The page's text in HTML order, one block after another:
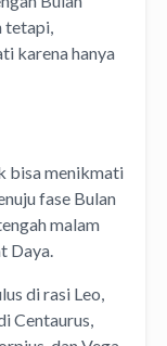
tetapi,
karena hanya
bisa menikmati
fase Bulan
malam
Daya.
di rasi Leo,
Centaurus,